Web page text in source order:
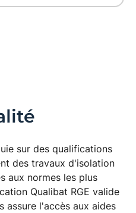
sur des qualifications
des travaux d'isolation
aux normes les plus
Qualibat RGE valide
assure l'accès aux aides